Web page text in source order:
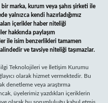
marka, kurum veya şahıs şirketi ile
yalnızca kendi hazırladığımız
içerikler haber niteliği
hakkında paylaşım
ile isim benzerlikleri tamamen
ve tavsiye niteliği taşımazlar.
Teknolojileri ve İletişim Kurumu
olarak hizmet vermektedir. Bu
denetleme veya araştırma
üyelerimiz yazdıkları içeriklerin